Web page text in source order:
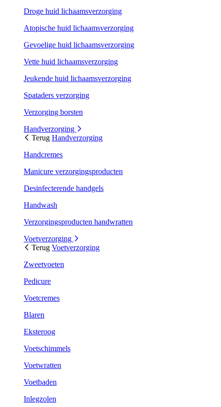
Droge huid lichaamsverzorging
Atopische huid lichaamsverzorging
Gevoelige huid lichaamsverzorging
Vette huid lichaamsverzorging
Jeukende huid lichaamsverzorging
Spataders verzorging
Verzorging borsten
Handverzorging
Terug Handverzorging
Handcremes
Manicure verzorgingsproducten
Desinfecterende handgels
Handwash
Verzorgingsproducten handwratten
Voetverzorging
Terug Voetverzorging
Zweetvoeten
Pedicure
Voetcremes
Blaren
Eksteroog
Voetschimmels
Voetwratten
Voetbaden
Inlegzolen